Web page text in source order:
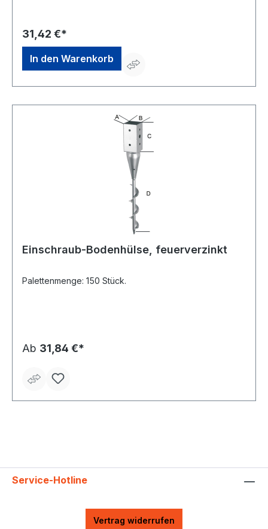
31,42 €*
In den Warenkorb
Einschraub-Bodenhülse, feuerverzinkt
Palettenmenge: 150 Stück.
Ab 31,84 €*
Service-Hotline
Vertrag widerrufen